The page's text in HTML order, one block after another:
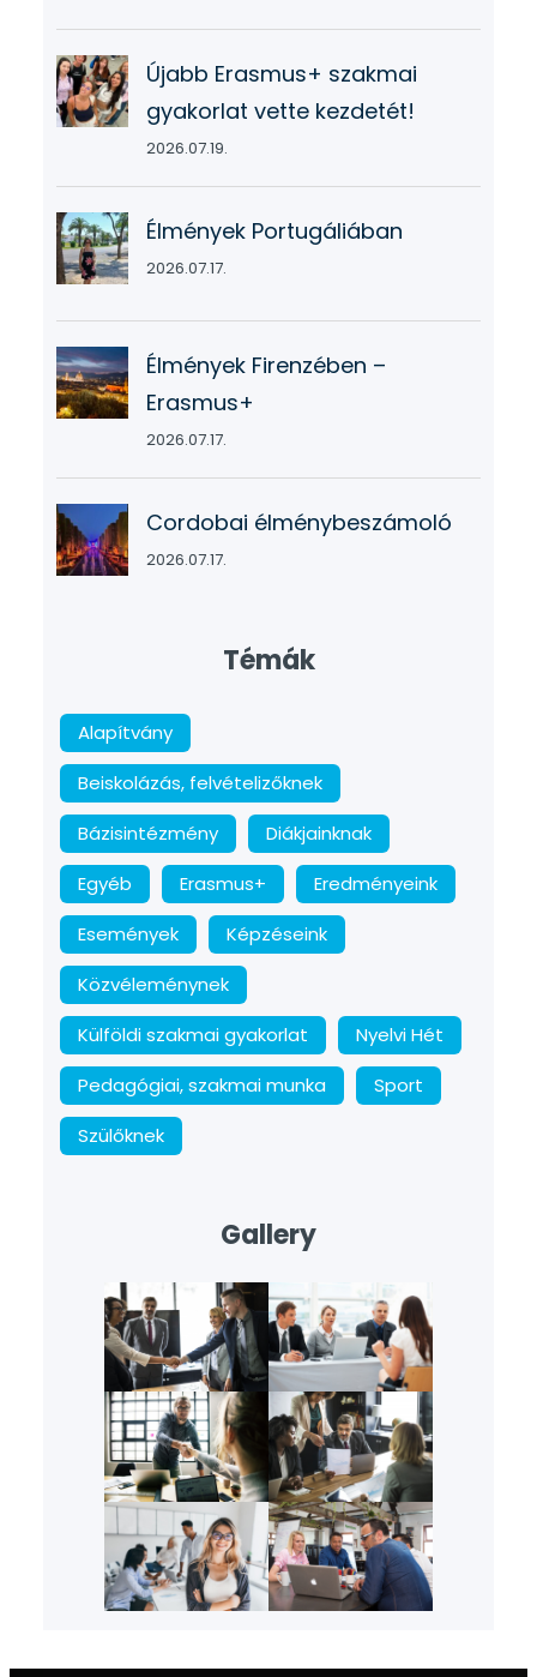
Újabb Erasmus+ szakmai
gyakorlat vette kezdetét!
2026.07.19.
Élmények Portugáliában
2026.07.17.
Élmények Firenzében –
Erasmus+
2026.07.17.
Cordobai élménybeszámoló
2026.07.17.
Témák
Alapítvány
Beiskolázás, felvételizőknek
Bázisintézmény
Diákjainknak
Egyéb
Erasmus+
Eredményeink
Események
Képzéseink
Közvéleménynek
Külföldi szakmai gyakorlat
Nyelvi Hét
Pedagógiai, szakmai munka
Sport
Szülőknek
Gallery